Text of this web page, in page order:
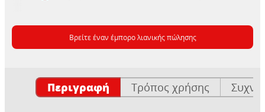
Βρείτε έναν έμπορο λιανικής πώλησης
Περιγραφή Τρόπος χρήσης